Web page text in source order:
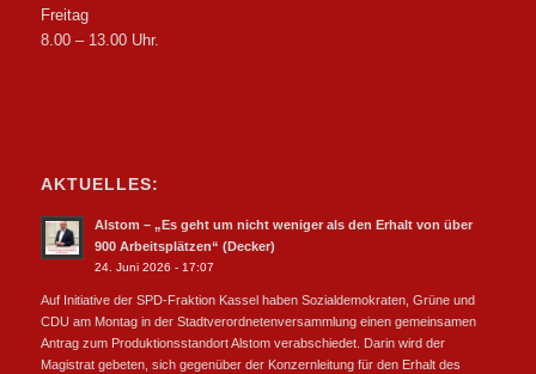
Freitag
8.00 – 13.00 Uhr.
AKTUELLES:
Alstom – „Es geht um nicht weniger als den Erhalt von über
900 Arbeitsplätzen“ (Decker)
24. Juni 2026 - 17:07
Auf Initiative der SPD-Fraktion Kassel haben Sozialdemokraten, Grüne und
CDU am Montag in der Stadtverordnetenversammlung einen gemeinsamen
Antrag zum Produktionsstandort Alstom verabschiedet. Darin wird der
Magistrat gebeten, sich gegenüber der Konzernleitung für den Erhalt des